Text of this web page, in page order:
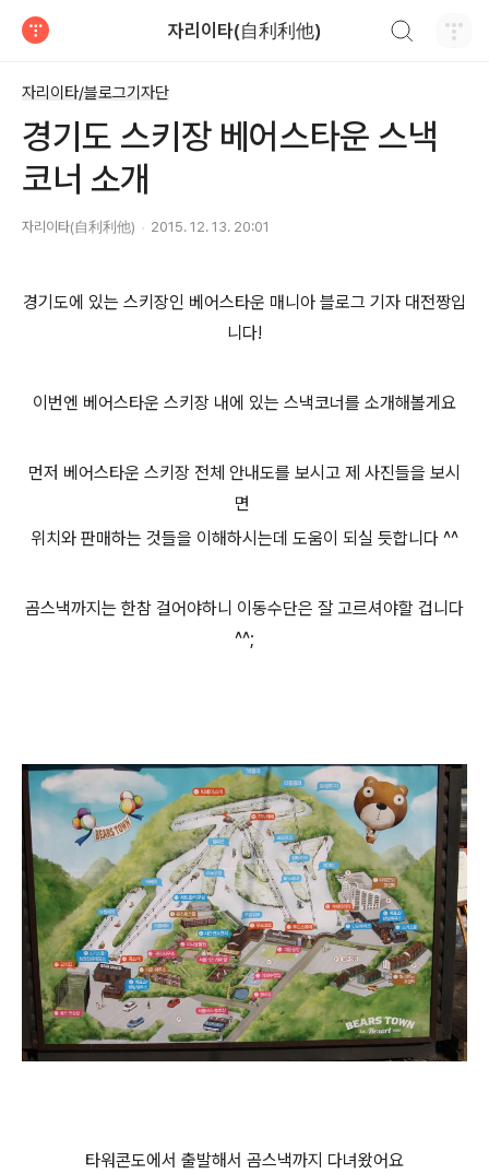
자리이타(自利利他)
자리이타/블로그기자단
경기도 스키장 베어스타운 스낵
코너 소개
자리이타(自利利他) 2015. 12. 13. 20:01
경기도에 있는 스키장인 베어스타운 매니아 블로그 기자 대전짱입
니다!
이번엔 베어스타운 스키장 내에 있는 스낵코너를 소개해볼게요
먼저 베어스타운 스키장 전체 안내도를 보시고 제 사진들을 보시
면
위치와 판매하는 것들을 이해하시는데 도움이 되실 듯합니다 ^^
곰스낵까지는 한참 걸어야하니 이동수단은 잘 고르셔야할 겁니다
^^;
타워콘도에서 출발해서 곰스낵까지 다녀왔어요